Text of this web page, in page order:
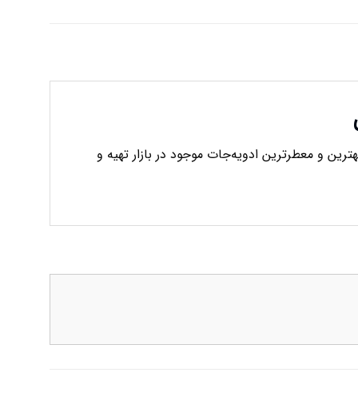
و معطرترین ادویه‌جات موجود در بازار تهیه و